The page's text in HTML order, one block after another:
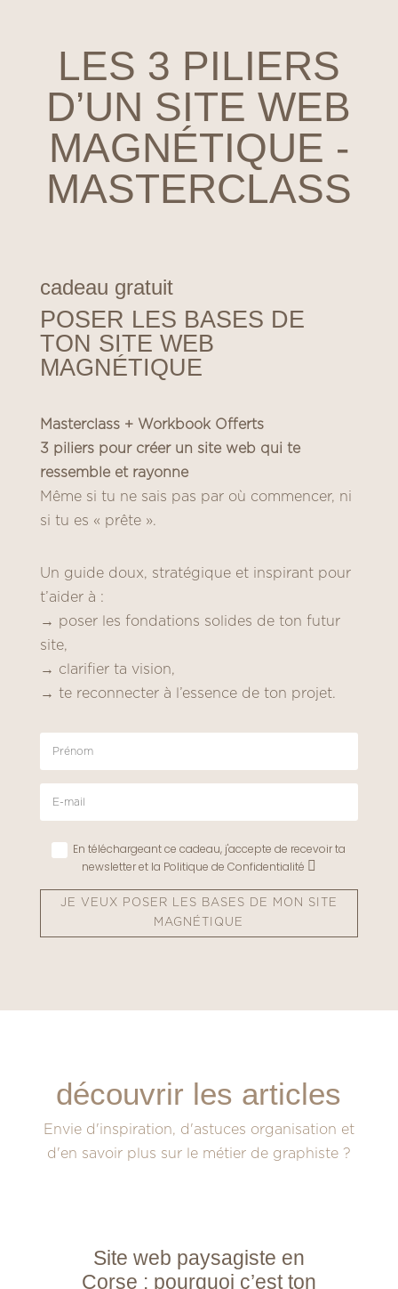
LES 3 PILIERS
D’UN SITE WEB
MAGNÉTIQUE -
MASTERCLASS
cadeau gratuit
POSER LES BASES DE
TON SITE WEB
MAGNÉTIQUE
Masterclass + Workbook Offerts
3 piliers pour créer un site web qui te
ressemble et rayonne
Même si tu ne sais pas par où commencer, ni
si tu es « prête ».
Un guide doux, stratégique et inspirant pour
t’aider à :
→ poser les fondations solides de ton futur
site,
→ clarifier ta vision,
→ te reconnecter à l’essence de ton projet.
En téléchargeant ce cadeau, j'accepte de recevoir ta
newsletter et la Politique de Confidentialité
JE VEUX POSER LES BASES DE MON SITE
MAGNÉTIQUE
découvrir les articles
Envie d'inspiration, d'astuces organisation et
d'en savoir plus sur le métier de graphiste ?
Site web paysagiste en
Corse : pourquoi c’est ton